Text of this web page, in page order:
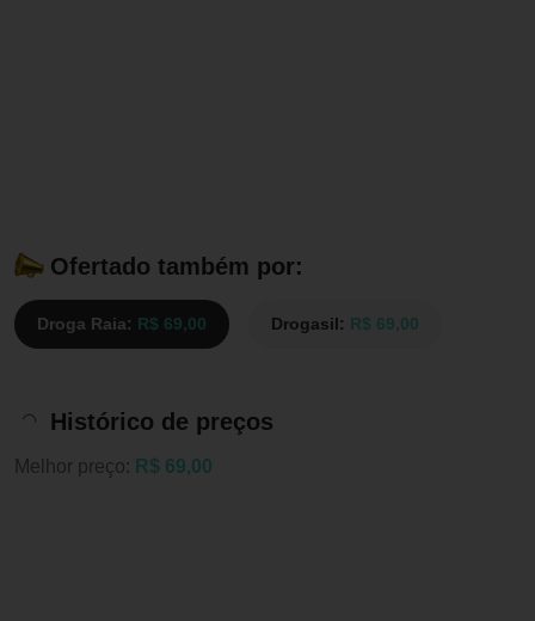
Ofertado também por:
Droga Raia: R$ 69,00 Drogasil: R$ 69,00
Histórico de preços
Melhor preço: R$ 69,00